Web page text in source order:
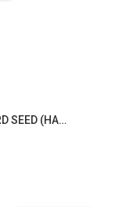
K BEA MARY JANE MUSTARD SEED (HARDAL) 1166552K